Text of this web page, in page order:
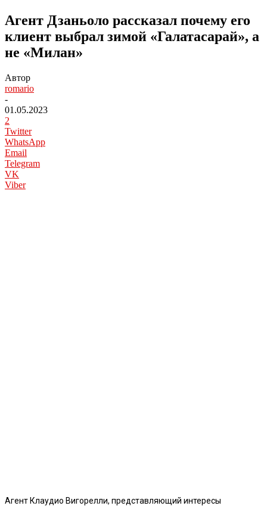
Агент Дзаньоло рассказал почему его
клиент выбрал зимой «Галатасарай», а
не «Милан»
Автор
romario
-
01.05.2023
2
Twitter
WhatsApp
Email
Telegram
VK
Viber
Агент Клаудио Вигорелли, представляющий интересы